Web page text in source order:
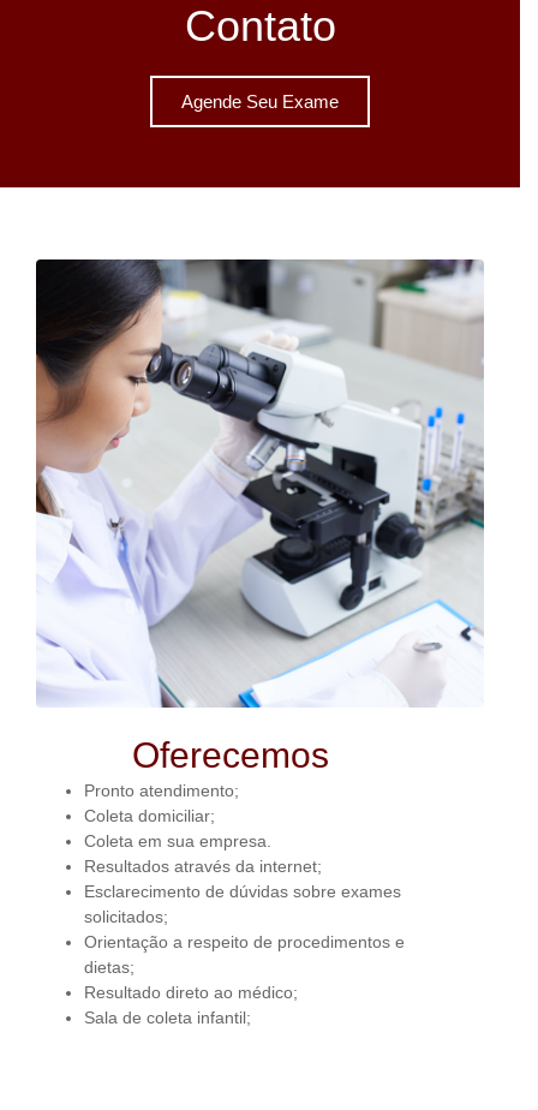
Contato
Agende Seu Exame
Oferecemos
Pronto atendimento;
Coleta domiciliar;
Coleta em sua empresa.
Resultados através da internet;
Esclarecimento de dúvidas sobre exames
solicitados;
Orientação a respeito de procedimentos e
dietas;
Resultado direto ao médico;
Sala de coleta infantil;